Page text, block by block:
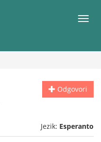
Meni
Odgovori
Jezik: Esperanto